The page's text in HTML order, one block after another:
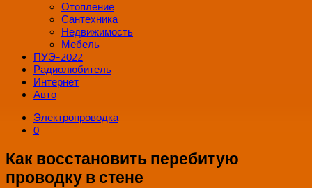
Отопление
Сантехника
Недвижимость
Мебель
ПУЭ-2022
Радиолюбитель
Интернет
Авто
Электропроводка
0
Как восстановить перебитую
проводку в стене